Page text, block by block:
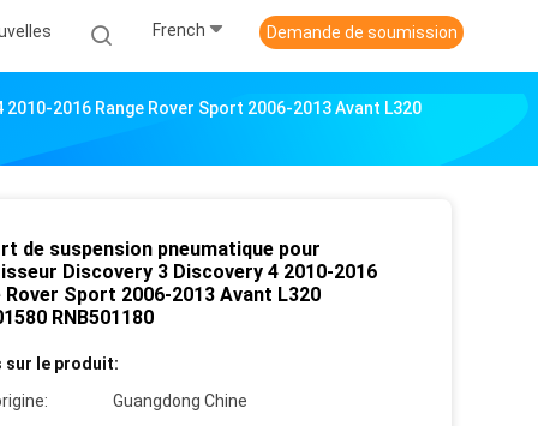
French Demande de soumission
2016 Range Rover Sport 2006-2013 Avant L320
de suspension pneumatique pour
Discovery 3 Discovery 4 2010-2016
Rover Sport 2006-2013 Avant L320
RNB501180
sur le produit:
Guangdong Chine